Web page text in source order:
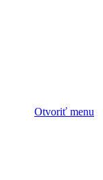
Otvoriť menu